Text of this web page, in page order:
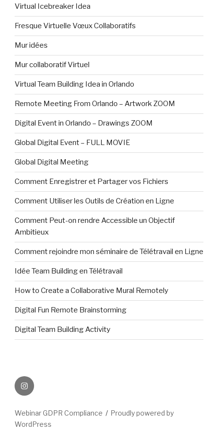
Virtual Icebreaker Idea
Fresque Virtuelle Vœux Collaboratifs
Mur idées
Mur collaboratif Virtuel
Virtual Team Building Idea in Orlando
Remote Meeting From Orlando – Artwork ZOOM
Digital Event in Orlando – Drawings ZOOM
Global Digital Event – FULL MOVIE
Global Digital Meeting
Comment Enregistrer et Partager vos Fichiers
Comment Utiliser les Outils de Création en Ligne
Comment Peut-on rendre Accessible un Objectif
Ambitieux
Comment rejoindre mon séminaire de Télétravail en Ligne
Idée Team Building en Télétravail
How to Create a Collaborative Mural Remotely
Digital Fun Remote Brainstorming
Digital Team Building Activity
INSTAGRAM
Webinar GDPR Compliance
Proudly powered by
WordPress